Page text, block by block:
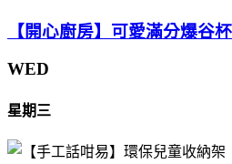
【開心廚房】可愛滿分爆谷
WED
星期三